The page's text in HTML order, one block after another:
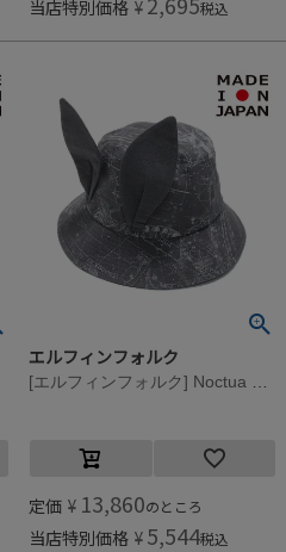
当店特別価格 ¥ 税込
エルフィンフォルク
定価 ¥ 13,860のところ
当店特別価格 ¥ 5,544税込